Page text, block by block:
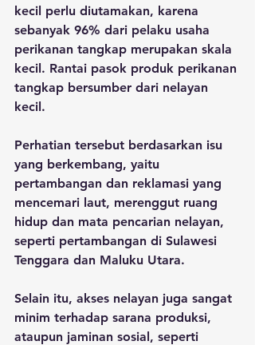
kecil perlu diutamakan, karena
sebanyak 96% dari pelaku usaha
perikanan tangkap merupakan skala
kecil. Rantai pasok produk perikanan
tangkap bersumber dari nelayan
kecil.
Perhatian tersebut berdasarkan isu
yang berkembang, yaitu
pertambangan dan reklamasi yang
mencemari laut, merenggut ruang
hidup dan mata pencarian nelayan,
seperti pertambangan di Sulawesi
Tenggara dan Maluku Utara.
Selain itu, akses nelayan juga sangat
minim terhadap sarana produksi,
ataupun jaminan sosial, seperti